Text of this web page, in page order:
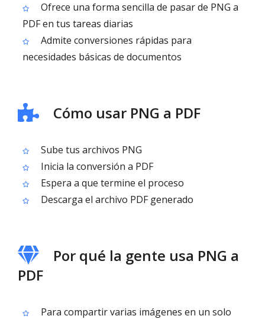
Ofrece una forma sencilla de pasar de PNG a
PDF en tus tareas diarias
Admite conversiones rápidas para
necesidades básicas de documentos
Cómo usar PNG a PDF
Sube tus archivos PNG
Inicia la conversión a PDF
Espera a que termine el proceso
Descarga el archivo PDF generado
Por qué la gente usa PNG a
PDF
Para compartir varias imágenes en un solo